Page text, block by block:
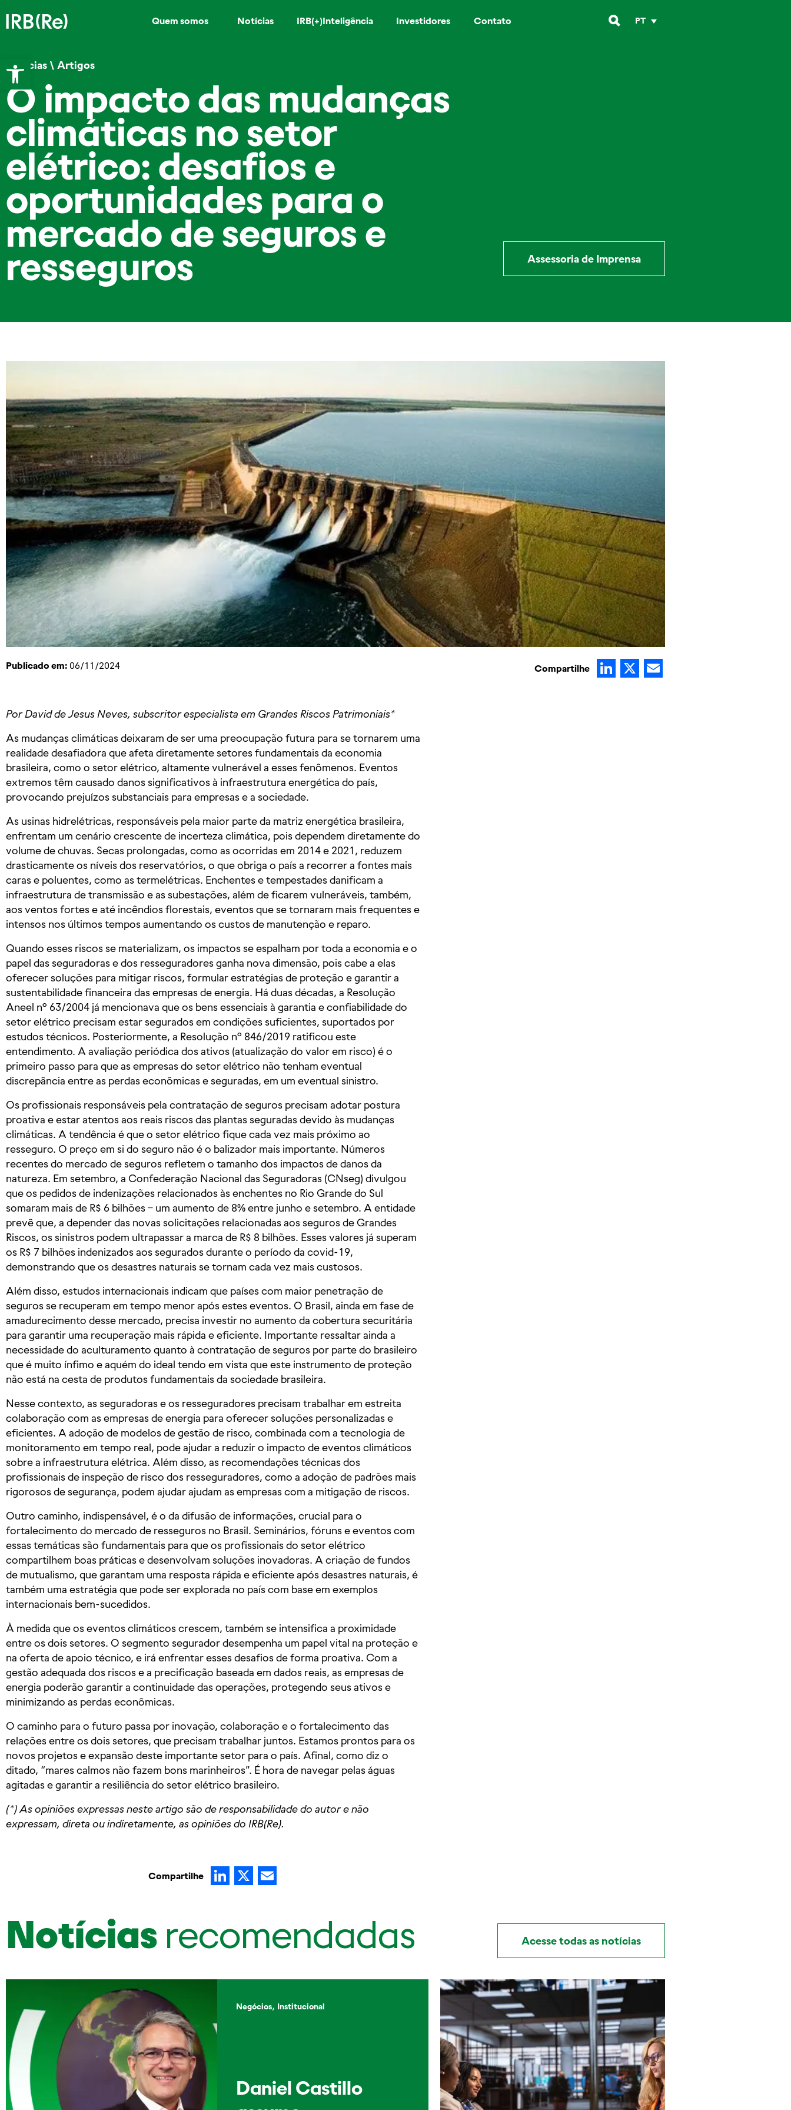
Abrir a barra de ferramentas
Quem somos Notícias IRB(+)Inteligência Investidores Contato PT
Notícias \ Artigos
O impacto das mudanças
climáticas no setor
elétrico: desafios e
oportunidades para o
mercado de seguros e
resseguros Assessoria de Imprensa
Publicado em: 06/11/2024 Compartilhe LinkedIn
X
Por David de Jesus Neves, subscritor especialista em Grandes Riscos Patrimoniais*
As mudanças climáticas deixaram de ser uma preocupação futura para se tornarem uma
realidade desafiadora que afeta diretamente setores fundamentais da economia
brasileira, como o setor elétrico, altamente vulnerável a esses fenômenos. Eventos
extremos têm causado danos significativos à infraestrutura energética do país,
provocando prejuízos substanciais para empresas e a sociedade.
As usinas hidrelétricas, responsáveis pela maior parte da matriz energética brasileira,
enfrentam um cenário crescente de incerteza climática, pois dependem diretamente do
volume de chuvas. Secas prolongadas, como as ocorridas em 2014 e 2021, reduzem
drasticamente os níveis dos reservatórios, o que obriga o país a recorrer a fontes mais
caras e poluentes, como as termelétricas. Enchentes e tempestades danificam a
infraestrutura de transmissão e as subestações, além de ficarem vulneráveis, também,
aos ventos fortes e até incêndios florestais, eventos que se tornaram mais frequentes e
intensos nos últimos tempos aumentando os custos de manutenção e reparo.
Quando esses riscos se materializam, os impactos se espalham por toda a economia e o
papel das seguradoras e dos resseguradores ganha nova dimensão, pois cabe a elas
oferecer soluções para mitigar riscos, formular estratégias de proteção e garantir a
sustentabilidade financeira das empresas de energia. Há duas décadas, a Resolução
Aneel nº 63/2004 já mencionava que os bens essenciais à garantia e confiabilidade do
setor elétrico precisam estar segurados em condições suficientes, suportados por
estudos técnicos. Posteriormente, a Resolução nº 846/2019 ratificou este
entendimento. A avaliação periódica dos ativos (atualização do valor em risco) é o
primeiro passo para que as empresas do setor elétrico não tenham eventual
discrepância entre as perdas econômicas e seguradas, em um eventual sinistro.
Os profissionais responsáveis pela contratação de seguros precisam adotar postura
proativa e estar atentos aos reais riscos das plantas seguradas devido às mudanças
climáticas. A tendência é que o setor elétrico fique cada vez mais próximo ao
resseguro. O preço em si do seguro não é o balizador mais importante. Números
recentes do mercado de seguros refletem o tamanho dos impactos de danos da
natureza. Em setembro, a Confederação Nacional das Seguradoras (CNseg) divulgou
que os pedidos de indenizações relacionados às enchentes no Rio Grande do Sul
somaram mais de R$ 6 bilhões – um aumento de 8% entre junho e setembro. A entidade
prevê que, a depender das novas solicitações relacionadas aos seguros de Grandes
Riscos, os sinistros podem ultrapassar a marca de R$ 8 bilhões. Esses valores já superam
os R$ 7 bilhões indenizados aos segurados durante o período da covid-19,
demonstrando que os desastres naturais se tornam cada vez mais custosos.
Além disso, estudos internacionais indicam que países com maior penetração de
seguros se recuperam em tempo menor após estes eventos. O Brasil, ainda em fase de
amadurecimento desse mercado, precisa investir no aumento da cobertura securitária
para garantir uma recuperação mais rápida e eficiente. Importante ressaltar ainda a
necessidade do aculturamento quanto à contratação de seguros por parte do brasileiro
que é muito ínfimo e aquém do ideal tendo em vista que este instrumento de proteção
não está na cesta de produtos fundamentais da sociedade brasileira.
Nesse contexto, as seguradoras e os resseguradores precisam trabalhar em estreita
colaboração com as empresas de energia para oferecer soluções personalizadas e
eficientes. A adoção de modelos de gestão de risco, combinada com a tecnologia de
monitoramento em tempo real, pode ajudar a reduzir o impacto de eventos climáticos
sobre a infraestrutura elétrica. Além disso, as recomendações técnicas dos
profissionais de inspeção de risco dos resseguradores, como a adoção de padrões mais
rigorosos de segurança, podem ajudar ajudam as empresas com a mitigação de riscos.
Outro caminho, indispensável, é o da difusão de informações, crucial para o
fortalecimento do mercado de resseguros no Brasil. Seminários, fóruns e eventos com
essas temáticas são fundamentais para que os profissionais do setor elétrico
compartilhem boas práticas e desenvolvam soluções inovadoras. A criação de fundos
de mutualismo, que garantam uma resposta rápida e eficiente após desastres naturais, é
também uma estratégia que pode ser explorada no país com base em exemplos
internacionais bem-sucedidos.
À medida que os eventos climáticos crescem, também se intensifica a proximidade
entre os dois setores. O segmento segurador desempenha um papel vital na proteção e
na oferta de apoio técnico, e irá enfrentar esses desafios de forma proativa. Com a
gestão adequada dos riscos e a precificação baseada em dados reais, as empresas de
energia poderão garantir a continuidade das operações, protegendo seus ativos e
minimizando as perdas econômicas.
O caminho para o futuro passa por inovação, colaboração e o fortalecimento das
relações entre os dois setores, que precisam trabalhar juntos. Estamos prontos para os
novos projetos e expansão deste importante setor para o país. Afinal, como diz o
ditado, “mares calmos não fazem bons marinheiros”. É hora de navegar pelas águas
agitadas e garantir a resiliência do setor elétrico brasileiro.
(*) As opiniões expressas neste artigo são de responsabilidade do autor e não
expressam, direta ou indiretamente, as opiniões do IRB(Re).
Compartilhe LinkedIn
X
Notícias recomendadas Acesse todas as notícias
Negócios, Institucional
Daniel Castillo